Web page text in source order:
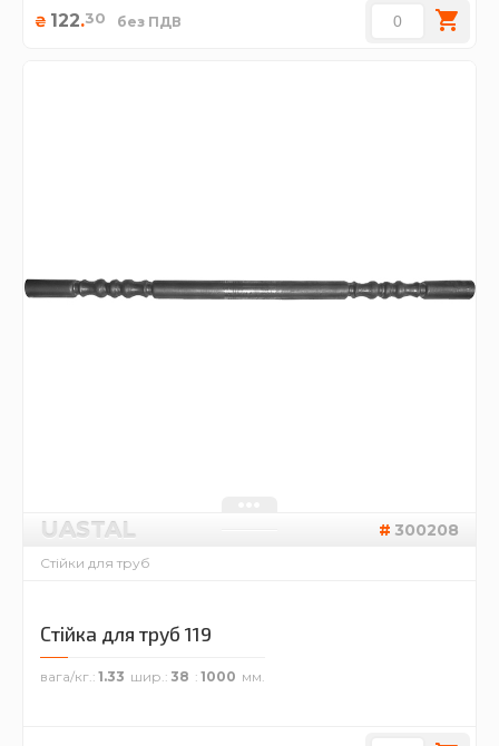
₴ 122.30 без ПДВ
UASTAL 300208
Стійки для труб
Стійка для труб 119
вага/кг. 1.33 шир. 38 1000